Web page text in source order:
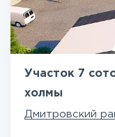
Участок 7
холмы
Дмитровский